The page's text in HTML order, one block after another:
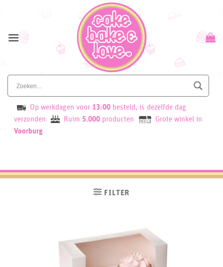
content
Op werkdagen voor 13:00 besteld, is dezelfde dag
verzonden
Ruim 5.000 producten
Grote winkel in
Voorburg
FILTER